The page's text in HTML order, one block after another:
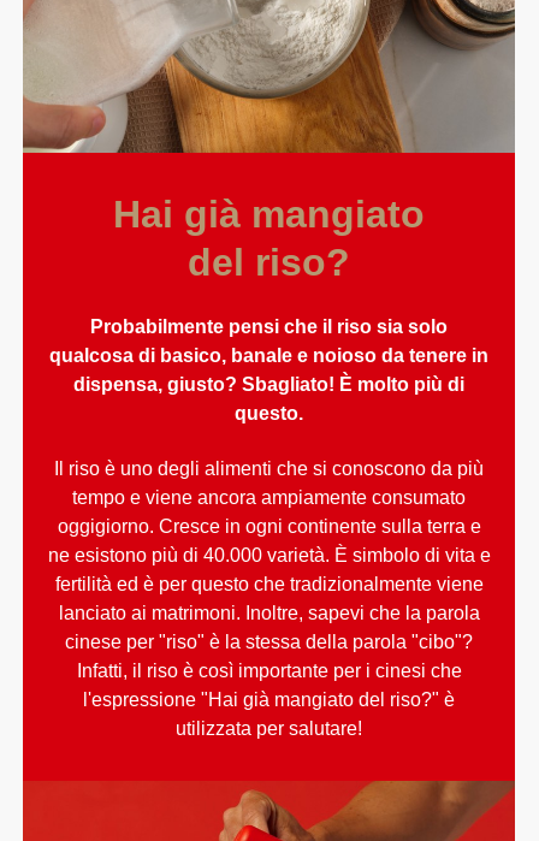
Hai già mangiato
del riso?
Probabilmente pensi che il riso sia solo
qualcosa di basico, banale e noioso da tenere in
dispensa, giusto? Sbagliato! È molto più di
questo.
Il riso è uno degli alimenti che si conoscono da più
tempo e viene ancora ampiamente consumato
oggigiorno. Cresce in ogni continente sulla terra e
ne esistono più di 40.000 varietà. È simbolo di vita e
fertilità ed è per questo che tradizionalmente viene
lanciato ai matrimoni. Inoltre, sapevi che la parola
cinese per "riso" è la stessa della parola "cibo"?
Infatti, il riso è così importante per i cinesi che
l'espressione "Hai già mangiato del riso?" è
utilizzata per salutare!